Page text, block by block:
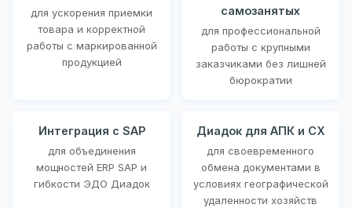
для ускорения приемки
товара и корректной
работы с маркированной
продукцией
самозанятых
для профессиональной
работы с крупными
заказчиками без лишней
бюрократии
Интеграция с SAP
для объединения
мощностей ERP SAP и
гибкости ЭДО Диадок
Диадок для АПК и СХ
для своевременного
обмена документами в
условиях географической
удаленности хозяйств